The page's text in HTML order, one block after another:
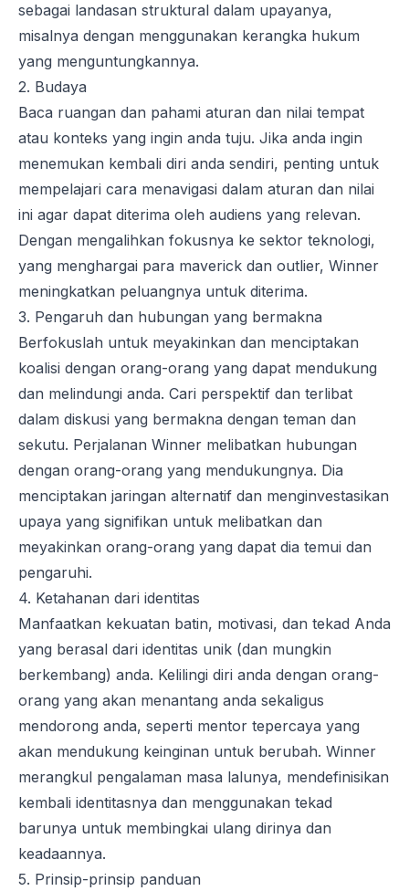
sebagai landasan struktural dalam upayanya,
misalnya dengan menggunakan kerangka hukum
yang menguntungkannya.
2. Budaya
Baca ruangan dan pahami aturan dan nilai tempat
atau konteks yang ingin anda tuju. Jika anda ingin
menemukan kembali diri anda sendiri, penting untuk
mempelajari cara menavigasi dalam aturan dan nilai
ini agar dapat diterima oleh audiens yang relevan.
Dengan mengalihkan fokusnya ke sektor teknologi,
yang menghargai para maverick dan outlier, Winner
meningkatkan peluangnya untuk diterima.
3. Pengaruh dan hubungan yang bermakna
Berfokuslah untuk meyakinkan dan menciptakan
koalisi dengan orang-orang yang dapat mendukung
dan melindungi anda. Cari perspektif dan terlibat
dalam diskusi yang bermakna dengan teman dan
sekutu. Perjalanan Winner melibatkan hubungan
dengan orang-orang yang mendukungnya. Dia
menciptakan jaringan alternatif dan menginvestasikan
upaya yang signifikan untuk melibatkan dan
meyakinkan orang-orang yang dapat dia temui dan
pengaruhi.
4. Ketahanan dari identitas
Manfaatkan kekuatan batin, motivasi, dan tekad Anda
yang berasal dari identitas unik (dan mungkin
berkembang) anda. Kelilingi diri anda dengan orang-
orang yang akan menantang anda sekaligus
mendorong anda, seperti mentor tepercaya yang
akan mendukung keinginan untuk berubah. Winner
merangkul pengalaman masa lalunya, mendefinisikan
kembali identitasnya dan menggunakan tekad
barunya untuk membingkai ulang dirinya dan
keadaannya.
5. Prinsip-prinsip panduan